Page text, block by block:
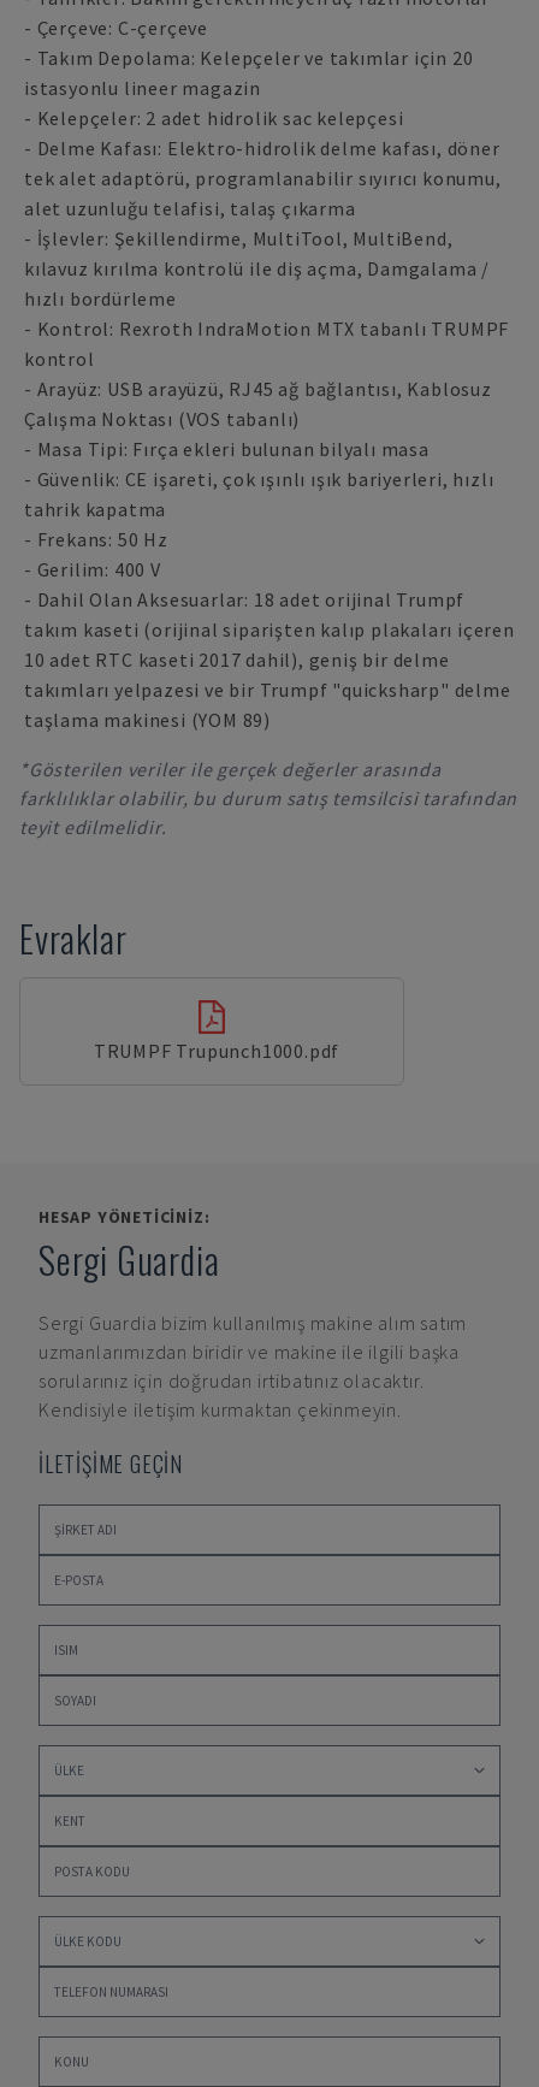
- Çerçeve: C-çerçeve
- Takım Depolama: Kelepçeler ve takımlar için 20
istasyonlu lineer magazin
- Kelepçeler: 2 adet hidrolik sac kelepçesi
- Delme Kafası: Elektro-hidrolik delme kafası, döner
tek alet adaptörü, programlanabilir sıyırıcı konumu,
alet uzunluğu telafisi, talaş çıkarma
- İşlevler: Şekillendirme, MultiTool, MultiBend,
kılavuz kırılma kontrolü ile diş açma, Damgalama /
hızlı bordürleme
- Kontrol: Rexroth IndraMotion MTX tabanlı TRUMPF
kontrol
- Arayüz: USB arayüzü, RJ45 ağ bağlantısı, Kablosuz
Çalışma Noktası (VOS tabanlı)
- Masa Tipi: Fırça ekleri bulunan bilyalı masa
- Güvenlik: CE işareti, çok ışınlı ışık bariyerleri, hızlı
tahrik kapatma
- Frekans: 50 Hz
- Gerilim: 400 V
- Dahil Olan Aksesuarlar: 18 adet orijinal Trumpf
takım kaseti (orijinal siparişten kalıp plakaları içeren
10 adet RTC kaseti 2017 dahil), geniş bir delme
takımları yelpazesi ve bir Trumpf "quicksharp" delme
taşlama makinesi (YOM 89)
*Gösterilen veriler ile gerçek değerler arasında
farklılıklar olabilir, bu durum satış temsilcisi tarafından
teyit edilmelidir.
Evraklar
TRUMPF Trupunch1000.pdf
HESAP YÖNETICINIZ:
Sergi Guardia
Sergi Guardia bizim kullanılmış makine alım satım
uzmanlarımızdan biridir ve makine ile ilgili başka
sorularınız için doğrudan irtibatınız olacaktır.
Kendisiyle iletişim kurmaktan çekinmeyin.
İLETİŞİME GEÇİN